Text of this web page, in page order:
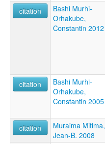
citation
Bashi Murhi-
Orhakube,
Constantin 2012
citation
Bashi Murhi-
Orhakube,
Constantin 2005
citation
Muraima Mitima,
Jean-B. 2008